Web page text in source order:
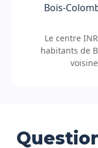
Bois-
Le centre
habitants de